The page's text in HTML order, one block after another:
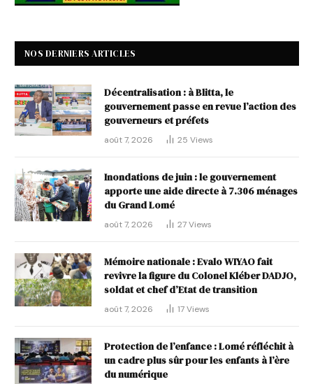
NOS DERNIERS ARTICLES
Décentralisation : à Blitta, le
gouvernement passe en revue l’action des
gouverneurs et préfets
août 7, 2026 25 Views
Inondations de juin : le gouvernement
apporte une aide directe à 7.306 ménages
du Grand Lomé
août 7, 2026 27Views
Mémoire nationale : Evalo WIYAO fait
revivre la figure du Colonel Kléber DADJO,
soldat et chef d’Etat de transition
août 7, 2026 17Views
Protection de l’enfance : Lomé réfléchit à
un cadre plus sûr pour les enfants à l’ère
du numérique